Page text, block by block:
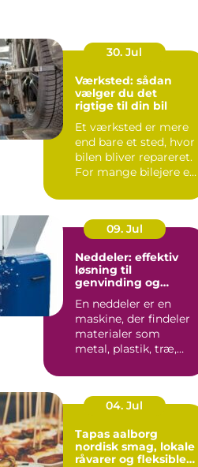
30. Jul
Værksted: sådan
vælger du det
rigtige til din bil
Et værksted er mere
end bare et sted, hvor
bilen bliver repareret.
For mange bilejere er
09. Jul
Neddeler: effektiv
løsning til
genvinding og
En neddeler er en
maskine, der findeler
materialer som
metal, plastik, træ,
04. Jul
Tapas aalborg
nordisk smag, lokale
råvarer og fleksible